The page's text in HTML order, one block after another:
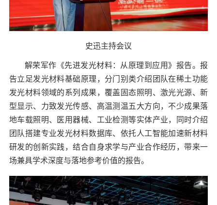
史迅主持会议
解荣军作《先进发光材料：从原理到应用》报告。报
告立足发光材料基础原理，分门别类介绍团队在稀土功能
发光材料领域的系列成果，覆盖固态照明、激光光源、新
型显示、力致发光传感、高温测温五大方向，不少成果落
地车载照明、医用器械、工业检测等实体产业，同时介绍
团队搭建专业发光材料数据库、依托人工智能加速新材料
研发的创新实践，结合自身求学与产业合作经历，带来一
场兼具学术深度与落地参考价值的报告。